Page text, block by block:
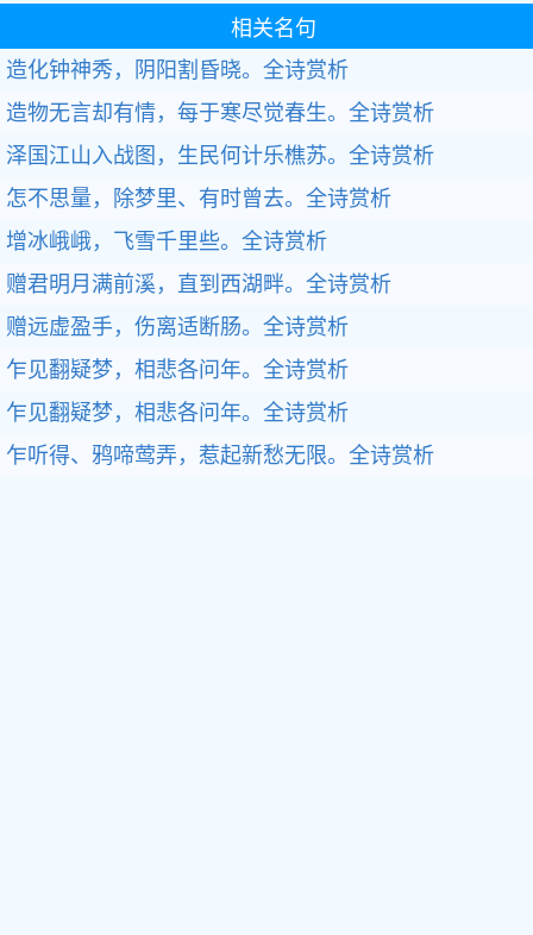
相关名句
造化钟神秀，阴阳割昏晓。全诗赏析
造物无言却有情，每于寒尽觉春生。全诗赏析
泽国江山入战图，生民何计乐樵苏。全诗赏析
怎不思量，除梦里、有时曾去。全诗赏析
增冰峨峨，飞雪千里些。全诗赏析
赠君明月满前溪，直到西湖畔。全诗赏析
赠远虚盈手，伤离适断肠。全诗赏析
乍见翻疑梦，相悲各问年。全诗赏析
乍见翻疑梦，相悲各问年。全诗赏析
乍听得、鸦啼莺弄，惹起新愁无限。全诗赏析